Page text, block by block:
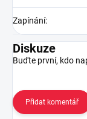
Zapínání:
Diskuze
Buďte první, kdo
Přidat komentář